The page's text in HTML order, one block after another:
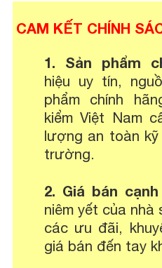
CAM KẾT CHÍNH
1. Sản phẩm
hiệu uy tín,
phẩm chính
kiểm Việt Nam
lượng an toàn
trường.
2. Giá bán
niêm yết của nhà
các ưu đãi,
giá bán đến tay